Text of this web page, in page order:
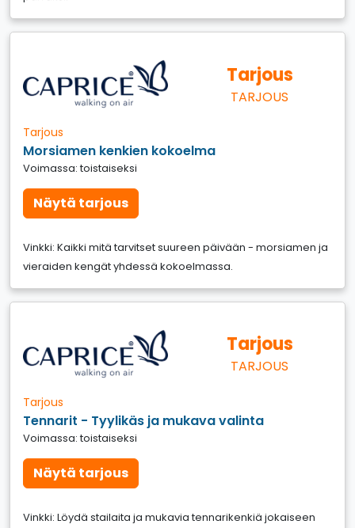
Tarjous
TARJOUS
Tarjous
Morsiamen kenkien kokoelma
Voimassa: toistaiseksi
Näytä tarjous
Vinkki: Kaikki mitä tarvitset suureen päivään - morsiamen ja
vieraiden kengät yhdessä kokoelmassa.
Tarjous
TARJOUS
Tarjous
Tennarit - Tyylikäs ja mukava valinta
Voimassa: toistaiseksi
Näytä tarjous
Vinkki: Löydä stailaita ja mukavia tennarikenkiä jokaiseen